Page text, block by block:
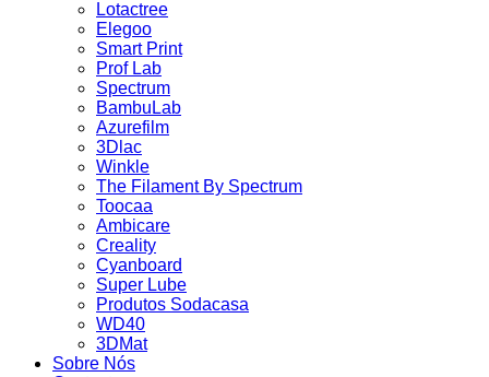
Lotactree
Elegoo
Smart Print
Prof Lab
Spectrum
BambuLab
Azurefilm
3Dlac
Winkle
The Filament By Spectrum
Toocaa
Ambicare
Creality
Cyanboard
Super Lube
Produtos Sodacasa
WD40
3DMat
Sobre Nós